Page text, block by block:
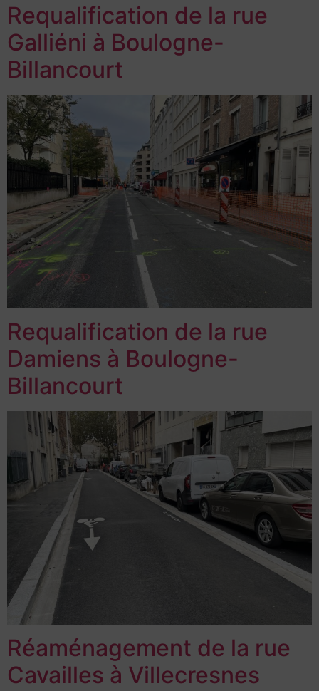
Requalification de la rue
Galliéni à Boulogne-
Billancourt
Requalification de la rue
Damiens à Boulogne-
Billancourt
Réaménagement de la rue
Cavailles à Villecresnes